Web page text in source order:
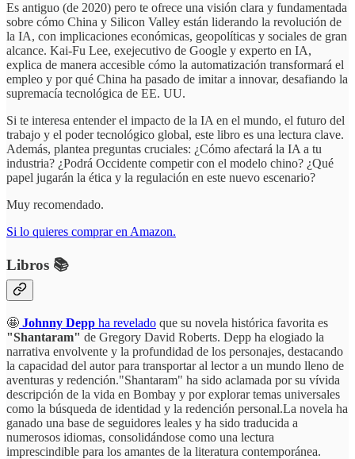
Es antiguo (de 2020) pero te ofrece una visión clara y fundamentada
sobre cómo China y Silicon Valley están liderando la revolución de
la IA, con implicaciones económicas, geopolíticas y sociales de gran
alcance. Kai-Fu Lee, exejecutivo de Google y experto en IA,
explica de manera accesible cómo la automatización transformará el
empleo y por qué China ha pasado de imitar a innovar, desafiando la
supremacía tecnológica de EE. UU.
Si te interesa entender el impacto de la IA en el mundo, el futuro del
trabajo y el poder tecnológico global, este libro es una lectura clave.
Además, plantea preguntas cruciales: ¿Cómo afectará la IA a tu
industria? ¿Podrá Occidente competir con el modelo chino? ¿Qué
papel jugarán la ética y la regulación en este nuevo escenario?
Muy recomendado.
Si lo quieres comprar en Amazon.
Libros 📚
🤩 Johnny Depp ha revelado que su novela histórica favorita es
"Shantaram" de Gregory David Roberts. Depp ha elogiado la
narrativa envolvente y la profundidad de los personajes, destacando
la capacidad del autor para transportar al lector a un mundo lleno de
aventuras y redención."Shantaram" ha sido aclamada por su vívida
descripción de la vida en Bombay y por explorar temas universales
como la búsqueda de identidad y la redención personal.La novela ha
ganado una base de seguidores leales y ha sido traducida a
numerosos idiomas, consolidándose como una lectura
imprescindible para los amantes de la literatura contemporánea.